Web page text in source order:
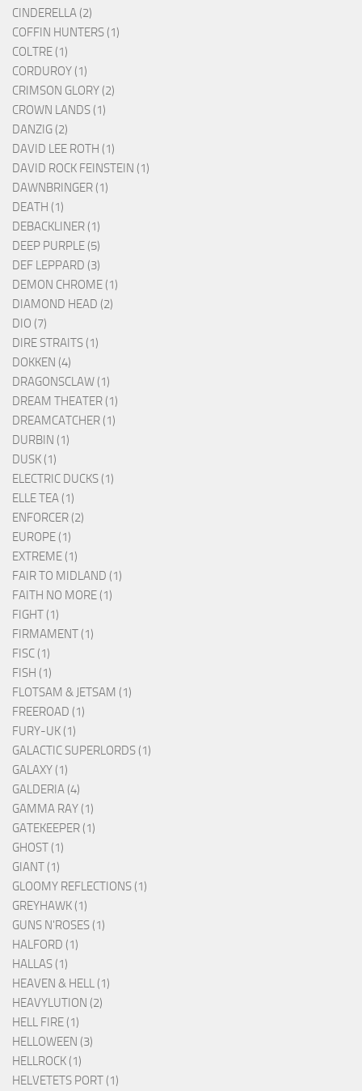
CINDERELLA (2)
COFFIN HUNTERS (1)
COLTRE (1)
CORDUROY (1)
CRIMSON GLORY (2)
CROWN LANDS (1)
DANZIG (2)
DAVID LEE ROTH (1)
DAVID ROCK FEINSTEIN (1)
DAWNBRINGER (1)
DEATH (1)
DEBACKLINER (1)
DEEP PURPLE (5)
DEF LEPPARD (3)
DEMON CHROME (1)
DIAMOND HEAD (2)
DIO (7)
DIRE STRAITS (1)
DOKKEN (4)
DRAGONSCLAW (1)
DREAM THEATER (1)
DREAMCATCHER (1)
DURBIN (1)
DUSK (1)
ELECTRIC DUCKS (1)
ELLE TEA (1)
ENFORCER (2)
EUROPE (1)
EXTREME (1)
FAIR TO MIDLAND (1)
FAITH NO MORE (1)
FIGHT (1)
FIRMAMENT (1)
FISC (1)
FISH (1)
FLOTSAM & JETSAM (1)
FREEROAD (1)
FURY-UK (1)
GALACTIC SUPERLORDS (1)
GALAXY (1)
GALDERIA (4)
GAMMA RAY (1)
GATEKEEPER (1)
GHOST (1)
GIANT (1)
GLOOMY REFLECTIONS (1)
GREYHAWK (1)
GUNS N'ROSES (1)
HALFORD (1)
HALLAS (1)
HEAVEN & HELL (1)
HEAVYLUTION (2)
HELL FIRE (1)
HELLOWEEN (3)
HELLROCK (1)
HELVETETS PORT (1)